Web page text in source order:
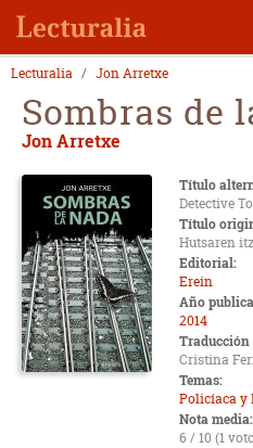
Lecturalia Jon Arretxe
Sombras de
Jon Arretxe
Título
Detective
Título
Hutsaren
Editorial:
Erein
Año
2014
Traducción
Cristina
Temas:
Policíaca y
Nota media:
6 / 10 (1